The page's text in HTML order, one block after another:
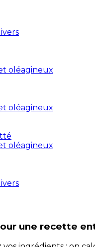
oléagineux
oléagineux
oléagineux
une recette